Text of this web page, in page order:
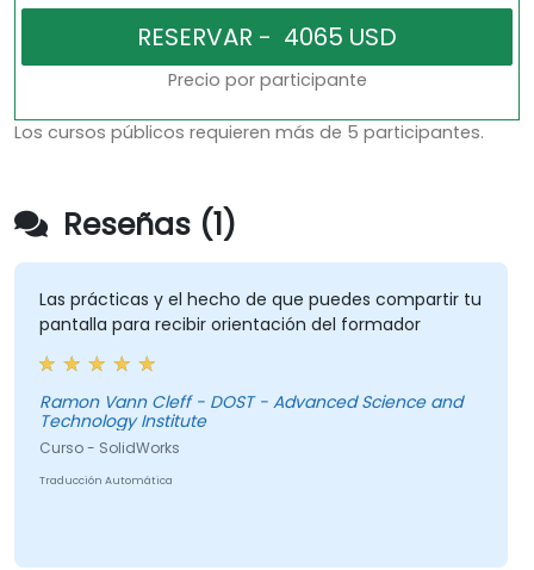
Precio por participante
Los cursos públicos requieren más de 5 participantes.
Reseñas (1)
Las prácticas y el hecho de que puedes compartir tu
pantalla para recibir orientación del formador
Ramon Vann Cleff - DOST - Advanced Science and
Technology Institute
Curso - SolidWorks
Traducción Automática